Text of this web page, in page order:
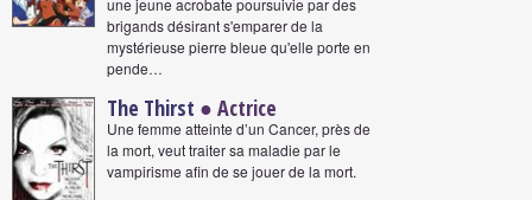
une jeune acrobate poursuivie par des
brigands désirant s'emparer de la
mystérieuse pierre bleue qu'elle porte en
pende…
The Thirst ● Actrice
Une femme atteinte d’un Cancer, près de
la mort, veut traiter sa maladie par le
vampirisme afin de se jouer de la mort.